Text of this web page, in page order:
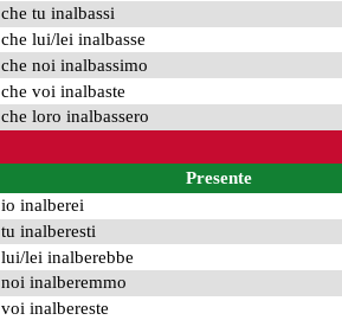
che tu inalbassi
che lui/lei inalbasse
che noi inalbassimo
che voi inalbaste
che loro inalbassero
Presente
io inalberei
tu inalberesti
lui/lei inalberebbe
noi inalberemmo
voi inalbereste